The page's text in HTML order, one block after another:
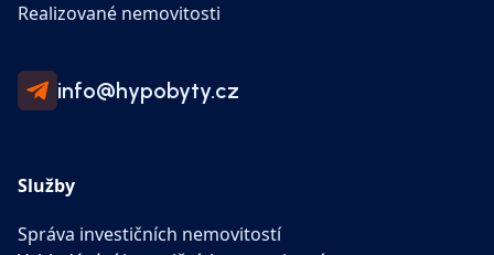
Realizované nemovitosti
info@hypobyty.cz
Služby
Správa investičních nemovitostí